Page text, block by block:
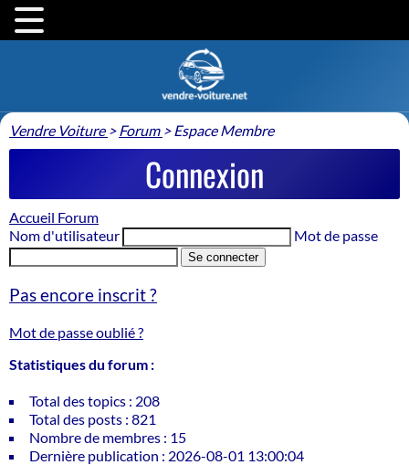
Vendre Voiture > Forum > Espace Membre
Connexion
Accueil Forum
Nom d'utilisateur
Mot de passe
Se connecter
Pas encore inscrit ?
Mot de passe oublié ?
Statistiques du forum :
Total des topics : 208
Total des posts : 821
Nombre de membres : 15
Dernière publication : 2026-08-01 13:00:04